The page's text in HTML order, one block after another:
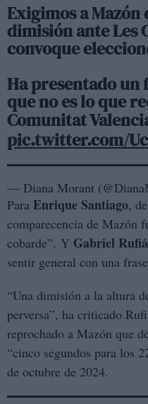
Exigimos a
dimisión ante Les
convoque
Ha presentado un
que no es lo que
Comunitat
pic.twitter.com/
— Diana Morant
Para Enrique Santiago,
comparecencia de Mazón
cobarde”. Y Gabriel
sentir general con una
“Una dimisión a la altura
perversa”, ha criticado
reprochado a Mazón que
“cinco segundos para los
de octubre de 2024.